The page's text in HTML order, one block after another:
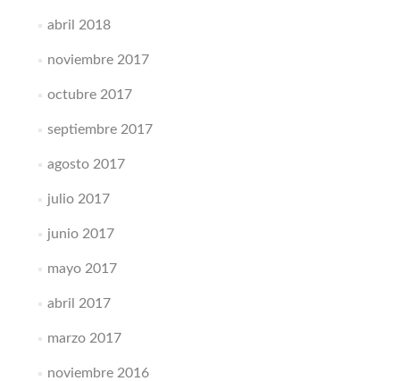
abril 2018
noviembre 2017
octubre 2017
septiembre 2017
agosto 2017
julio 2017
junio 2017
mayo 2017
abril 2017
marzo 2017
noviembre 2016